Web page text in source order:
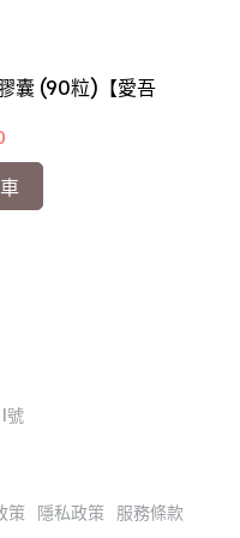
囊 (90粒)【愛吾
號
策 隱私政策 服務條款